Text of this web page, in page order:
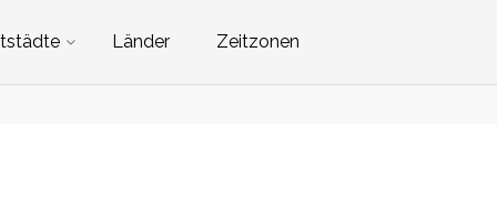
Länder Zeitzonen